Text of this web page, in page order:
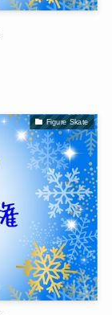
Figure Skate